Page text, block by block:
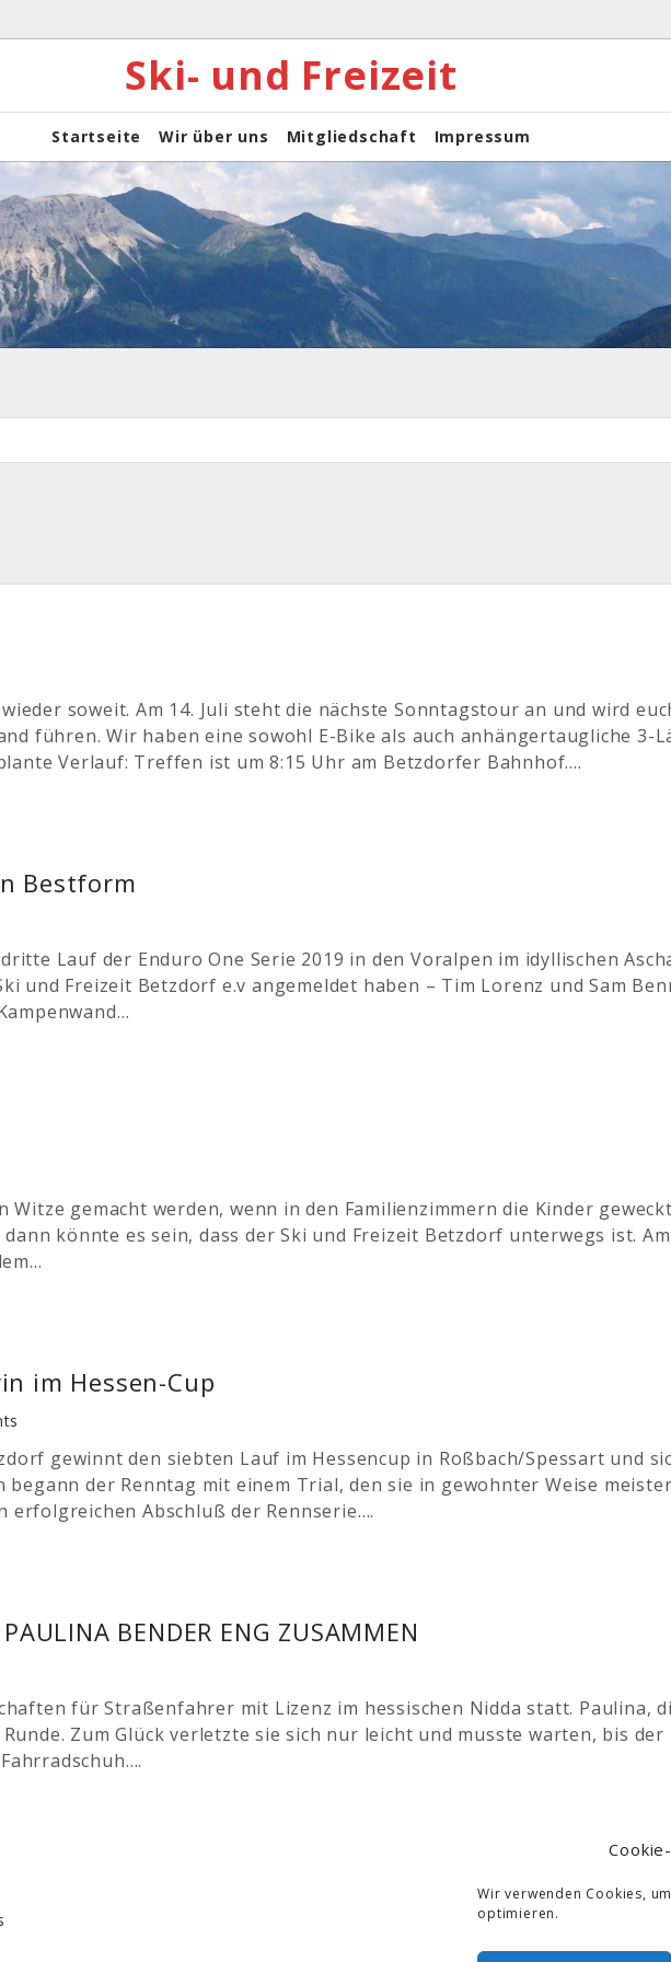
Wir verwenden Cookies,
optimieren.
Ski- und Freizeit
Startseite Wir über uns Mitgliedschaft Impressum
soweit. Am 14. Juli steht die nächste Sonntagstour an und wird
führen. Wir haben eine sowohl E-Bike als auch anhängertaugliche 3-
Verlauf: Treffen ist um 8:15 Uhr am Betzdorfer Bahnhof….
Bestform
Lauf der Enduro One Serie 2019 in den Voralpen im idyllischen
und Freizeit Betzdorf e.v angemeldet haben – Tim Lorenz und Sam
gemacht werden, wenn in den Familienzimmern die Kinder
könnte es sein, dass der Ski und Freizeit Betzdorf unterwegs ist.
im Hessen-Cup
gewinnt den siebten Lauf im Hessencup in Roßbach/Spessart und
begann der Renntag mit einem Trial, den sie in gewohnter Weise
erfolgreichen Abschluß der Rennserie….
BENDER ENG ZUSAMMEN
für Straßenfahrer mit Lizenz im hessischen Nidda statt. Paulina,
Zum Glück verletzte sie sich nur leicht und musste warten, bis